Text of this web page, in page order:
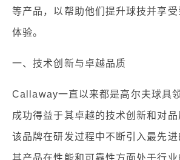
等产品，以帮助他们提升球技并享
体验。
一、技术创新与卓越品质
Callaway一直以来都是高尔夫球具
成功得益于其卓越的技术创新和对品
该品牌在研发过程中不断引入最先